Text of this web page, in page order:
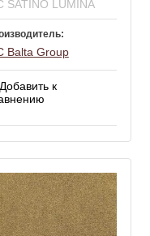
SATINO LUMINA
Balta Group
к